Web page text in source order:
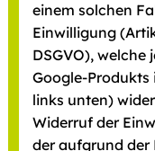
einem solchen
Einwilligung
DSGVO),
Google-Produkts
links unten)
Widerruf der
der aufgrund der